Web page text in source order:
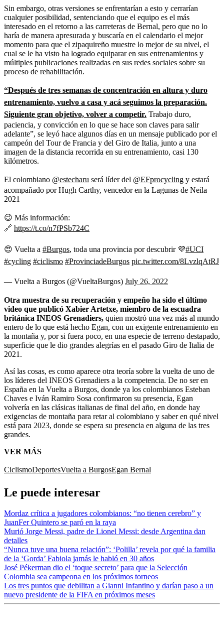
Sin embargo, otras versiones se enfrentarían a esto y cerrarían
cualquier posibilidad, sentenciando que el equipo es el más
interesado en el retorno a las carreteras de Bernal, pero que no lo
haría de manera apresurada y buscaría en el calendario el mejor
momento para que el zipaquireño muestre lo mejor de su nivel, el
cual se le ha visto ha logrado equiparar en sus entrenamientos y
múltiples publicaciones realizadas en sus redes sociales sobre su
proceso de rehabilitación.
“Después de tres semanas de concentración en altura y duro
entrenamiento, vuelvo a casa y acá seguimos la preparación.
Siguiente gran objetivo, volver a competir. Trabajo duro,
paciencia, y convicción en lo que se hace son claves para salir
adelante”, se leyó hace algunos días en un mensaje publicado por el
campeón del Tour de Francia y del Giro de Italia, junto a una
imagen de la distancia recorrida en su entrenamiento, casi 130
kilómetros.
El colombiano @estecharu será líder del @EFprocycling y estará
acompañado por Hugh Carthy, vencedor en la Lagunas de Neila
2021
😉 Más información:
🔗 https://t.co/n7fPSb724C
😍 Vuelta a #Burgos, toda una provincia por descubrir 💜#UCI
#cycling #ciclismo #ProvinciadeBurgos pic.twitter.com/8LvzlqAtRJ
— Vuelta a Burgos (@VueltaBurgos) July 26, 2022
Otra muestra de su recuperación y empeño ha sido el último
video que publicó Xabier Artetxe, miembro de la escuadra
británica INEOS Grenadiers, quien mostró una vez más al mundo
entero de lo que está hecho Egan, con un exigente entrenamiento en
la montaña y, por si fuera poco, en una especie de terreno destapado,
superficie que le dio grandes alegrías en el pasado Giro de Italia de
2021.
Así las cosas, es como aparece otra teoría sobre la vuelta de uno de
los líderes del INEOS Grenadiers a la competencia. De no ser en
España en la Vuelta a Burgos, donde ya los colombianos Esteban
Chaves e Iván Ramiro Sosa confirmaron su presencia, Egan
volvería en las clásicas italianas de final del año, en donde hay
exigencias de montaña para retar al colombiano y saber en qué nivel
está para 2023, donde se espera su presencia en alguna de las tres
grandes.
VER MÁS
CiclismoDeportesVuelta a BurgosEgan Bernal
Le puede interesar
Mordaz crítica a jugadores colombianos: “no tienen cerebro” y
JuanFer Quintero se paró en la raya
Murió Jorge Messi, padre de Lionel Messi: desde Argentina dan
detalles
“Nunca tuve una buena relación”: ‘Polilla’ revela por qué la familia
de la ‘Gorda’ Fabiola jamás le habló en 30 años
José Pékerman dio el ‘toque secreto’ para que la Selección
Colombia sea campeona en los próximos torneos
Los tres puntos que debilitan a Gianni Infantino y darían paso a un
nuevo presidente de la FIFA en próximos meses